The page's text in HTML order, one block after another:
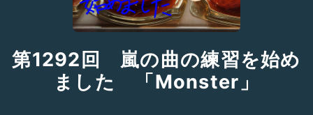
第1292回 嵐の曲の練習を始め
ました 「Monster」